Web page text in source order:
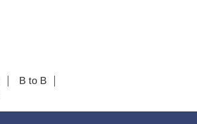
B to B